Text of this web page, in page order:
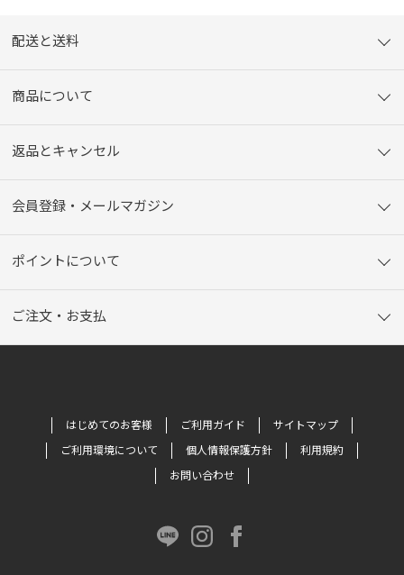
配送と送料
商品について
返品とキャンセル
会員登録・メールマガジン
ポイントについて
ご注文・お支払
はじめてのお客様 ご利用ガイド
サイトマップ
ご利用環境について
個人情報保護方針
利用規約
お問い合わせ